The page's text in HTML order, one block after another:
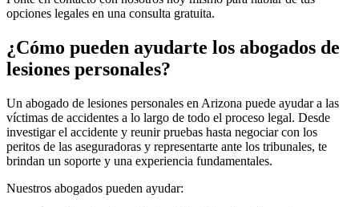
opciones legales en una consulta gratuita.
¿Cómo pueden ayudarte los abogados de
lesiones personales?
Un abogado de lesiones personales en Arizona puede ayudar a las
víctimas de accidentes a lo largo de todo el proceso legal. Desde
investigar el accidente y reunir pruebas hasta negociar con los
peritos de las aseguradoras y representarte ante los tribunales, te
brindan un soporte y una experiencia fundamentales.
Nuestros abogados pueden ayudar: